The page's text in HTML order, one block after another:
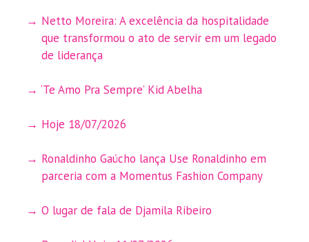
Netto Moreira: A excelência da hospitalidade
que transformou o ato de servir em um legado
de liderança
‘Te Amo Pra Sempre’ Kid Abelha
Hoje 18/07/2026
Ronaldinho Gaúcho lança Use Ronaldinho em
parceria com a Momentus Fashion Company
O lugar de fala de Djamila Ribeiro